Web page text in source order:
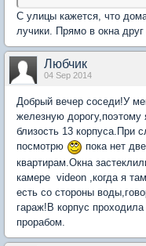
С улицы кажется, что
лучики. Прямо в окна друг
Любчик
04 Sep 2014
Добрый вечер соседи!У
железную дорогу,поэтому
близость 13 корпуса.При
посмотрю
пока нет
квартирам.Окна
камере videon ,когда я
есть со стороны
гараж!В корпус
прорабом.